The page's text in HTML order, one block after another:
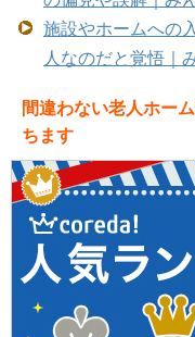
施設やホームへの
人なのだと覚悟｜
間違わない老人ホー
ちます